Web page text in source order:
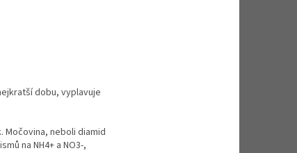
dobu, vyplavuje
neboli diamid
na NH4+ a NO3-,